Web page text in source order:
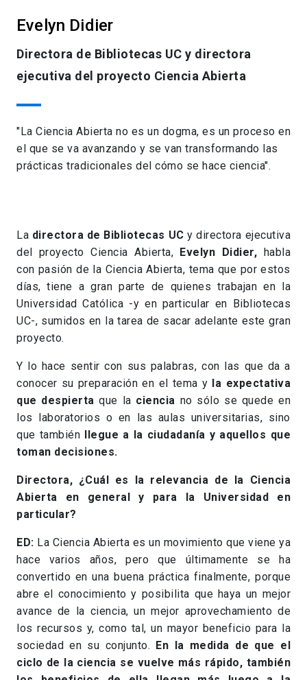
Evelyn Didier
Directora de Bibliotecas UC y directora
ejecutiva del proyecto Ciencia Abierta
"La Ciencia Abierta no es un dogma, es un proceso en
el que se va avanzando y se van transformando las
prácticas tradicionales del cómo se hace ciencia".
La directora de Bibliotecas UC y directora ejecutiva
del proyecto Ciencia Abierta, Evelyn Didier, habla
con pasión de la Ciencia Abierta, tema que por estos
días, tiene a gran parte de quienes trabajan en la
Universidad Católica -y en particular en Bibliotecas
UC-, sumidos en la tarea de sacar adelante este gran
proyecto.
Y lo hace sentir con sus palabras, con las que da a
conocer su preparación en el tema y la expectativa
que despierta que la ciencia no sólo se quede en
los laboratorios o en las aulas universitarias, sino
que también llegue a la ciudadanía y aquellos que
toman decisiones.
Directora, ¿Cuál es la relevancia de la Ciencia
Abierta en general y para la Universidad en
particular?
ED: La Ciencia Abierta es un movimiento que viene ya
hace varios años, pero que últimamente se ha
convertido en una buena práctica finalmente, porque
abre el conocimiento y posibilita que haya un mejor
avance de la ciencia, un mejor aprovechamiento de
los recursos y, como tal, un mayor beneficio para la
sociedad en su conjunto. En la medida de que el
ciclo de la ciencia se vuelve más rápido, también